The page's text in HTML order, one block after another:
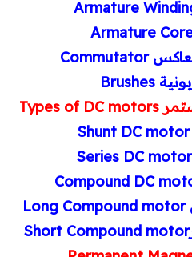
Armature
Armature
لعاكسCommutator
Brushes
Types of DC motors
Shunt DC motor
Series DC motor
Compound DC
Compound motor
Long
Short Compound motor